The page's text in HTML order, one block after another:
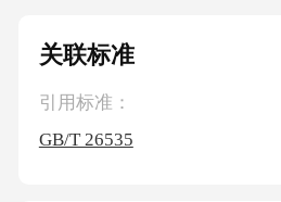
关联标准
引用标准：
GB/T 26535